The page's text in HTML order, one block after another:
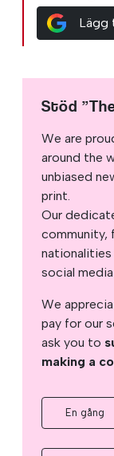
Lägg
Stöd
We are
around the
unbiased
print.
Our
community,
nationalities
social
We
pay for our
ask you to
making a
En gång